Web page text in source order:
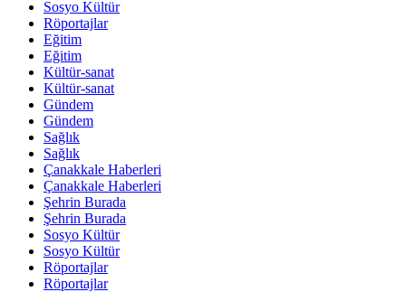
Sosyo Kültür
Röportajlar
Eğitim
Eğitim
Kültür-sanat
Kültür-sanat
Gündem
Gündem
Sağlık
Sağlık
Çanakkale Haberleri
Çanakkale Haberleri
Şehrin Burada
Şehrin Burada
Sosyo Kültür
Sosyo Kültür
Röportajlar
Röportajlar